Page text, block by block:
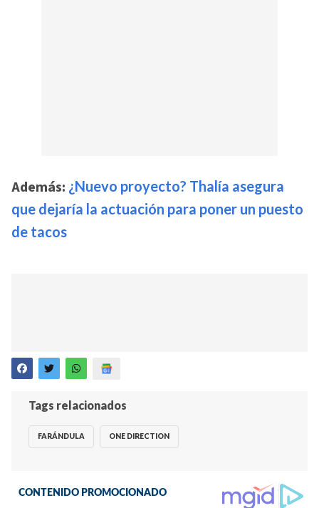
Además: ¿Nuevo proyecto? Thalía asegura
que dejaría la actuación para poner un puesto
de tacos
Tags relacionados
FARÁNDULA ONE DIRECTION